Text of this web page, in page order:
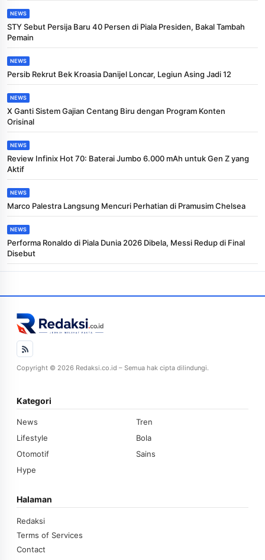
NEWS
STY Sebut Persija Baru 40 Persen di Piala Presiden, Bakal Tambah
Pemain
NEWS
Persib Rekrut Bek Kroasia Danijel Loncar, Legiun Asing Jadi 12
NEWS
X Ganti Sistem Gajian Centang Biru dengan Program Konten
Orisinal
NEWS
Review Infinix Hot 70: Baterai Jumbo 6.000 mAh untuk Gen Z yang
Aktif
NEWS
Marco Palestra Langsung Mencuri Perhatian di Pramusim Chelsea
NEWS
Performa Ronaldo di Piala Dunia 2026 Dibela, Messi Redup di Final
Disebut
Copyright © 2026 Redaksi.co.id – Semua hak cipta dilindungi.
Kategori
News
Tren
Lifestyle
Bola
Otomotif
Sains
Hype
Halaman
Redaksi
Terms of Services
Contact